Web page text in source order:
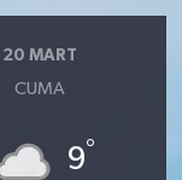
20 MART
CUMA
9°